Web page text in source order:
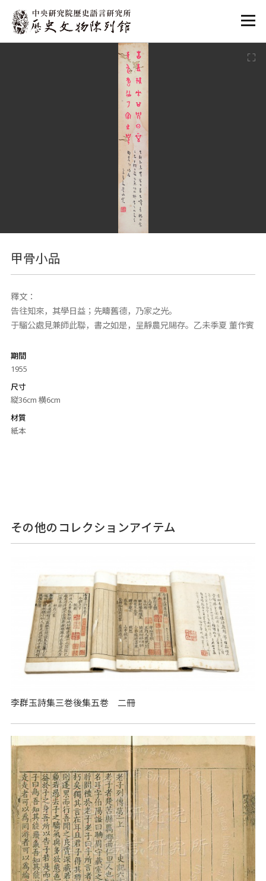
:::
甲骨小品
釋文：
告往知來，其學日益；先疇舊德，乃家之光。
于騮公處見兼師此聯，書之如是，呈靜農兄賜存。乙未季夏 董作賓
期間
1955
尺寸
縦36cm 横6cm
材質
紙本
その他のコレクションアイテム
李群玉詩集三巻後集五巻 二冊